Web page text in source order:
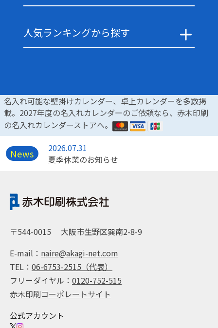
人気ランキングから探す
名入れ可能な壁掛けカレンダー、卓上カレンダーを多数掲
載。2027年度の名入れカレンダーのご依頼なら、赤木印刷
の名入れカレンダーストアへ。
News
2026.07.31
夏季休業のお知らせ
〒544-0015
大阪市生野区巽南2-8-9
E-mail： naire@akagi-net.com
TEL： 06-6753-2515（代表）
フリーダイヤル： 0120-752-515
赤木印刷コーポレートサイト
公式アカウント